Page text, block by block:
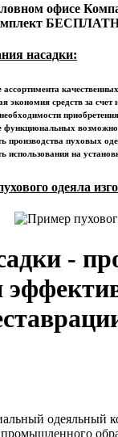
офисе
насадки:
ассортимента
экономия средств за
необходимости
функциональных
производства пуховых
использования на
одеяла
-
одеяльный
промышленного